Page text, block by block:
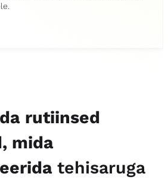
rutiinsed
mida
tehisaruga